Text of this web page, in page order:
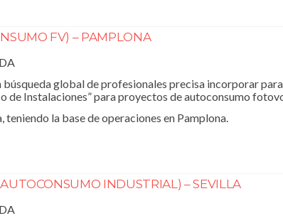
FV) – PAMPLONA
global de profesionales precisa incorporar
de Instalaciones” para proyectos de autoconsumo
la base de operaciones en Pamplona.
INDUSTRIAL) – SEVILLA